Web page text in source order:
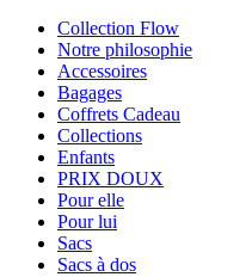
Collection Flow
Notre philosophie
Accessoires
Bagages
Coffrets Cadeau
Collections
Enfants
PRIX DOUX
Pour elle
Pour lui
Sacs
Sacs à dos